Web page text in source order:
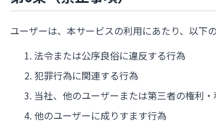
ユーザーは、本サービスの利用にあたり、以下
法令または公序良俗に違反する行為
犯罪行為に関連する行為
当社、他のユーザーまたは第三者の権利
他のユーザーに成りすます行為